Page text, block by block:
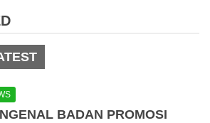
BADAN PROMOSI